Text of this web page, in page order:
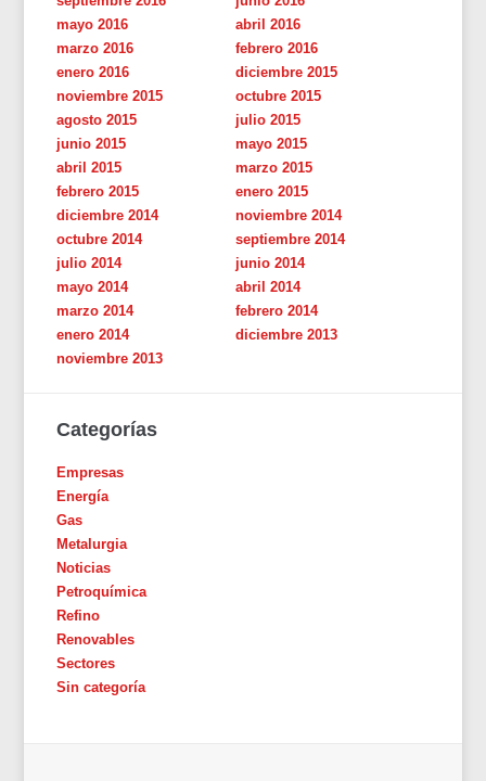
mayo 2016
abril 2016
marzo 2016
febrero 2016
enero 2016
diciembre 2015
noviembre 2015
octubre 2015
agosto 2015
julio 2015
junio 2015
mayo 2015
abril 2015
marzo 2015
febrero 2015
enero 2015
diciembre 2014
noviembre 2014
octubre 2014
septiembre 2014
julio 2014
junio 2014
mayo 2014
abril 2014
marzo 2014
febrero 2014
enero 2014
diciembre 2013
noviembre 2013
Categorías
Empresas
Energía
Gas
Metalurgia
Noticias
Petroquímica
Refino
Renovables
Sectores
Sin categoría